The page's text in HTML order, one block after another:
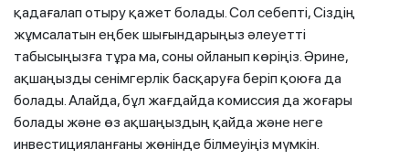
қадағалап отыру қажет болады. Сол себепті, Сіздің
жұмсалатын еңбек шығындарыңыз әлеуетті
табысыңызға тұра ма, соны ойланып көріңіз. Әрине,
ақшаңызды сенімгерлік басқаруға беріп қоюға да
болады. Алайда, бұл жағдайда комиссия да жоғары
болады және өз ақшаңыздың қайда және неге
инвестицияланғаны жөнінде білмеуіңіз мүмкін.